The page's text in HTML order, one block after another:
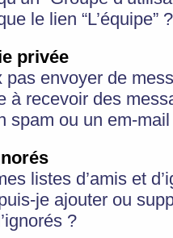
le lien “L’équipe” ?
privée
pas envoyer de
à recevoir des
spam ou un em-
listes d’amis et
je ajouter ou
?